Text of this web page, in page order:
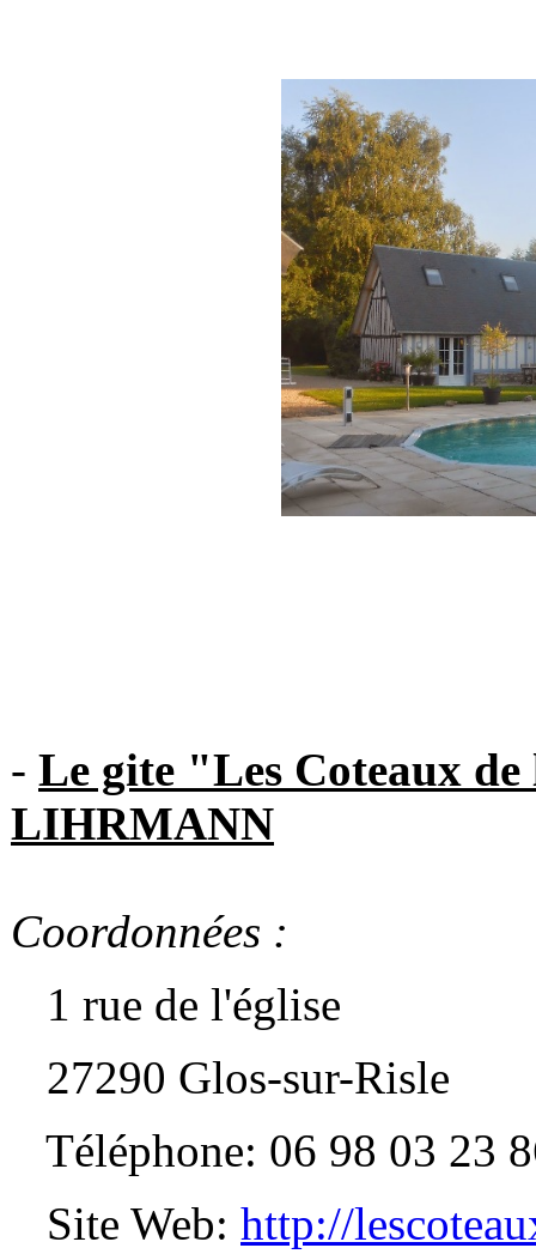
- Le gite "Les Coteaux
LIHRMANN
Coordonnées :
1 rue de l'église
27290 Glos-sur-Risle
Téléphone: 06 98 03 23
Site Web: http://